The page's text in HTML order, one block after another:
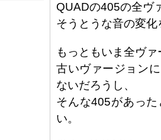
QUADの405の全ヴ
そうとうな音の変
もっともいま全ヴ
古いヴァージョン
ないだろうし、
そんな405があっ
い。